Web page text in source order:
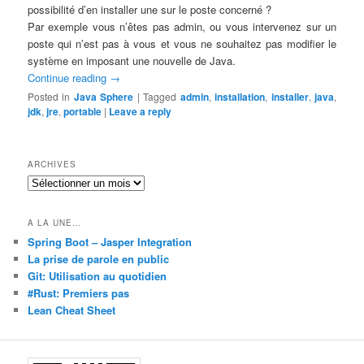
possibilité d’en installer une sur le poste concerné ?
Par exemple vous n’êtes pas admin, ou vous intervenez sur un
poste qui n’est pas à vous et vous ne souhaitez pas modifier le
système en imposant une nouvelle de Java.
Continue reading →
Posted in Java Sphere |Tagged admin,installation, installer, java,
jdk,jre,portable | Leave a reply
ARCHIVES
Archives
A LA UNE…
Spring Boot – Jasper Integration
La prise de parole en public
Git: Utilisation au quotidien
#Rust: Premiers pas
Lean Cheat Sheet